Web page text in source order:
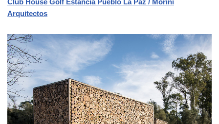
Club House Golf Estancia Pueblo La Paz / Morini
Arquitectos